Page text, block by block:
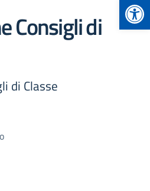
Consigli di
di Classe